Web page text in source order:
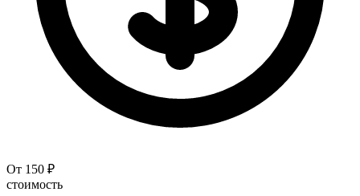
От 150 ₽
стоимость